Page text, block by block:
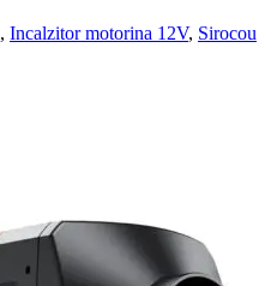
, Incalzitor motorina 12V, Sirocou